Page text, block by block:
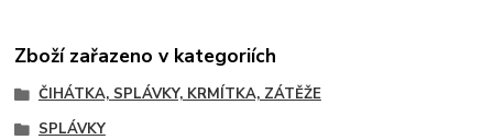
Zboží zařazeno v kategoriích
ČIHÁTKA, SPLÁVKY, KRMÍTKA, ZÁTĚŽE
SPLÁVKY